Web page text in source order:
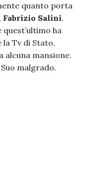
quanto porta
Fabrizio Salini.
quest’ultimo ha
la Tv di Stato,
alcuna mansione.
malgrado.